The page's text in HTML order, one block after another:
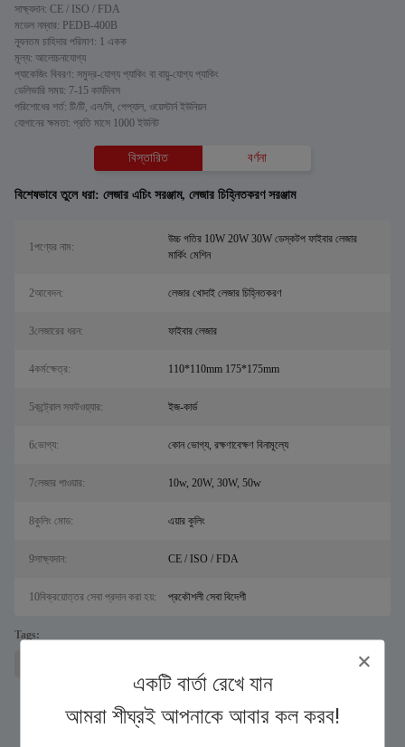
একটি বার্তা রেখে যান
আমরা শীঘ্রই আপনাকে আবার কল করব!
সাক্ষ্যদান: CE / ISO / FDA
মডেল নম্বার: PEDB-400B
ন্যূনতম চাহিদার পরিমাণ: 1 একক
মূল্য: আলোচনাযোগ্য
প্যাকেজিং বিবরণ: সমুদ্র-যোগ্য প্যাকিং বা বায়ু-যোগ্য প্যাকিং
ডেলিভারি সময়: 7-15 কার্যদিবস
পরিশোধের শর্ত: টি/টি, এল/সি, পেপ্যাল, ওয়েস্টার্ন ইউনিয়ন
যোগানের ক্ষমতা: প্রতি মাসে 1000 ইউনিট
বিস্তারিত বর্ণনা
বিশেষভাবে তুলে ধরা: লেজার এচিং সরঞ্জাম, লেজার চিহ্নিতকরণ সরঞ্জাম
1পণ্যের নাম:
উচ্চ গতির 10W 20W 30W ডেস্কটপ ফাইবার লেজার
মার্কিং মেশিন
2আবেদন: লেজার খোদাই লেজার চিহ্নিতকরণ
3লেজারের ধরন: ফাইবার লেজার
4কর্মক্ষেত্র: 110*110mm 175*175mm
5কন্ট্রোল সফটওয়্যার: ইজ-কার্ড
6ভোগ্য: কোন ভোগ্য, রক্ষণাবেক্ষণ বিনামূল্যে
7লেজার পাওয়ার: 10w, 20W, 30W, 50w
8কুলিং মোড: এয়ার কুলিং
9সাক্ষ্যদান: CE / ISO / FDA
10বিক্রয়োত্তর সেবা প্রদান করা হয়: প্রকৌশলী সেবা বিদেশী
Tags: